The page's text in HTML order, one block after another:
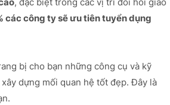
, đặc biệt trong các vị trí đòi hỏi giao
các công ty sẽ ưu tiên tuyển dụng
bị cho bạn những công cụ và kỹ
dựng mối quan hệ tốt đẹp. Đây là